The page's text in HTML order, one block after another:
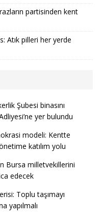
partisinden kent
Atık pilleri her yerde
Şubesi binasını
yer bulundu
modeli: Kentte
katılım yolu
Bursa milletvekillerini
edecek
Toplu taşımayı
yapılmalı